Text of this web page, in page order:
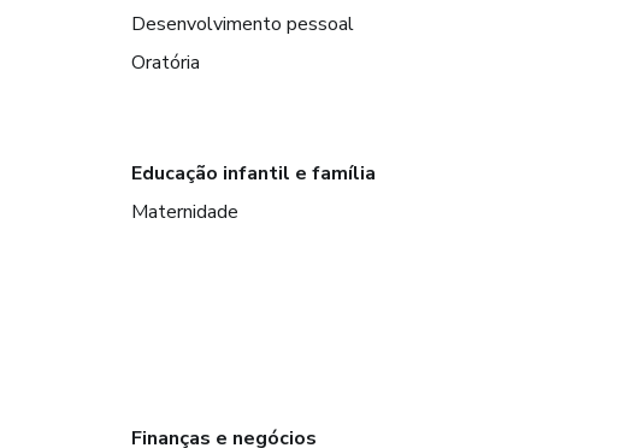
Desenvolvimento pessoal
Oratória
Educação infantil e família
Maternidade
Finanças e negócios